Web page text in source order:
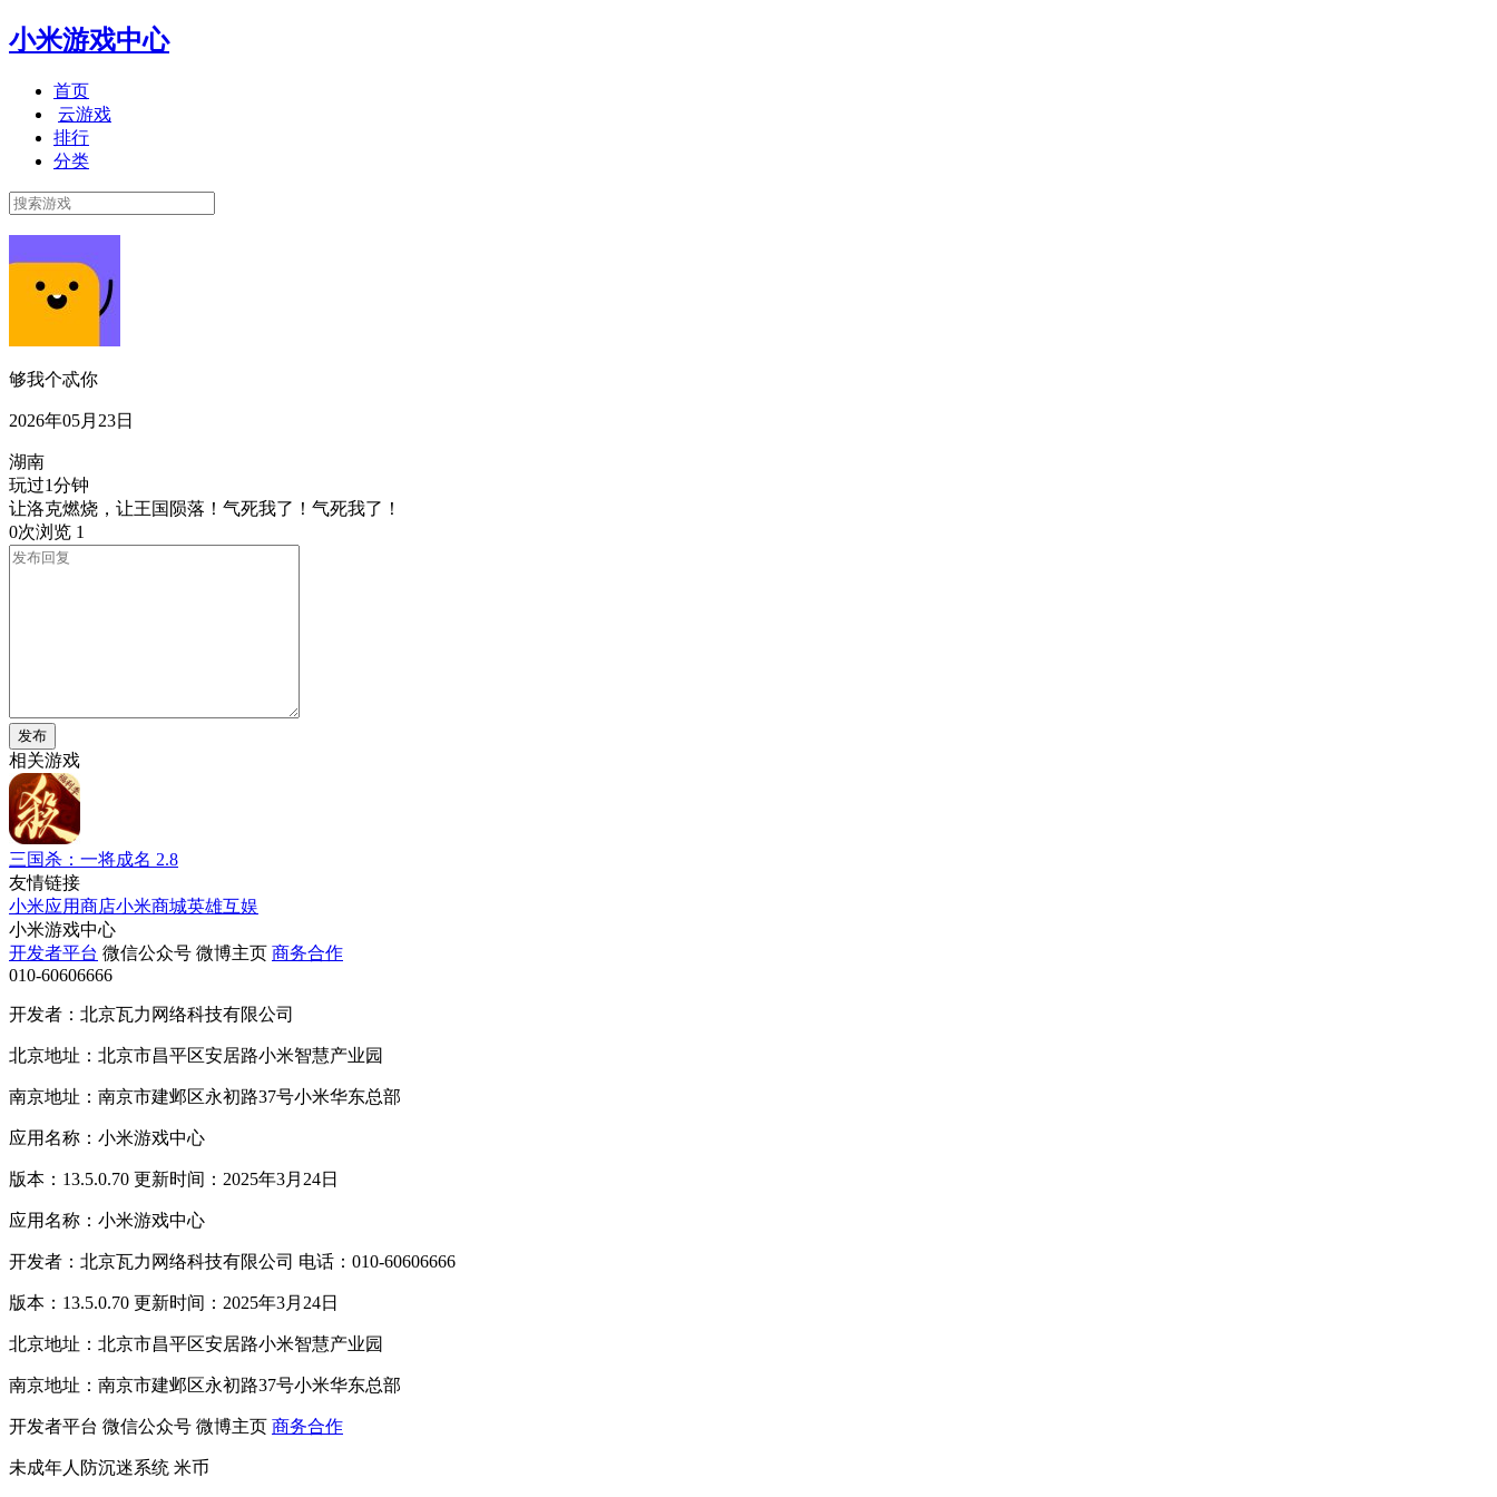
小米游戏中心
首页
云游戏
排行
分类
够我个忒你
2026年05月23日
湖南
玩过1分钟
让洛克燃烧，让王国陨落！气死我了！气死我了！
0次浏览 1
发布
相关游戏
三国杀：一将成名 2.8
友情链接
小米应用商店小米商城英雄互娱
小米游戏中心
开发者平台 微信公众号 微博主页 商务合作
010-60606666
开发者：北京瓦力网络科技有限公司
北京地址：北京市昌平区安居路小米智慧产业园
南京地址：南京市建邺区永初路37号小米华东总部
应用名称：小米游戏中心
版本：13.5.0.70 更新时间：2025年3月24日
应用名称：小米游戏中心
开发者：北京瓦力网络科技有限公司 电话：010-60606666
版本：13.5.0.70 更新时间：2025年3月24日
北京地址：北京市昌平区安居路小米智慧产业园
南京地址：南京市建邺区永初路37号小米华东总部
开发者平台 微信公众号 微博主页 商务合作
未成年人防沉迷系统 米币